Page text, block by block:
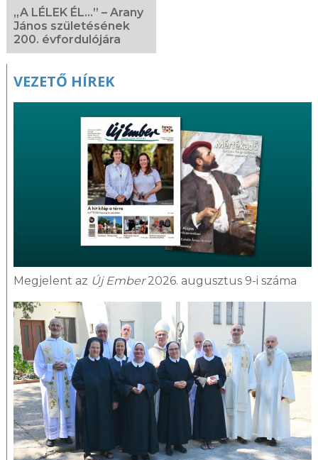
„A LÉLEK ÉL...” – Arany
János születésének
200. évfordulójára
VEZETŐ HÍREK
Megjelent az Új Ember2026. augusztus 9-i száma